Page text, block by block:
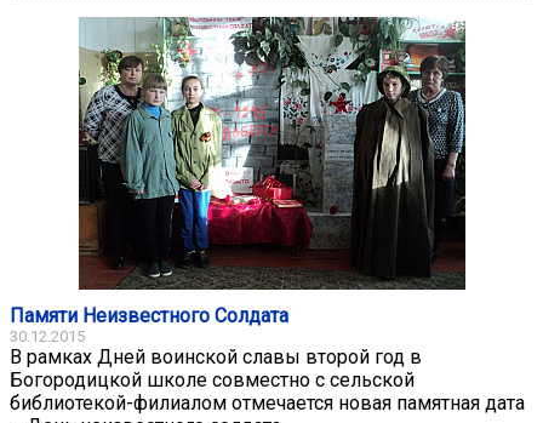
Памяти Неизвестного Солдата
30.12.2015
В рамках Дней воинской славы второй год в
Богородицкой школе совместно с сельской
библиотекой-филиалом отмечается новая памятная дата